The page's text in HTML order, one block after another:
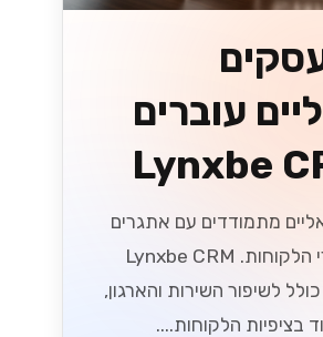
עוברים
מתמודדים עם אתגרים
בניהול קשרי הלקוחות. Lynxbe CRM
לשיפור השירות והארגון,
בציפיות הלקוחות....